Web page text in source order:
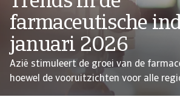
farmaceutische
januari 2026
Azië stimuleert de groei van de
hoewel de vooruitzichten voor alle